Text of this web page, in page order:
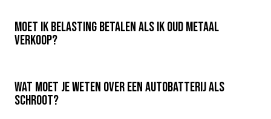
Moet ik belasting betalen als ik oud metaal
verkoop?
Wat moet je weten over een autobatterij als
schroot?